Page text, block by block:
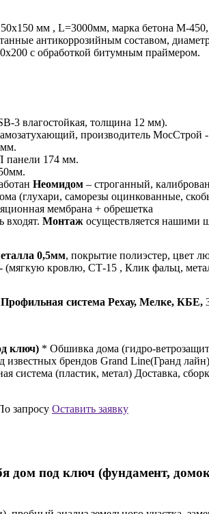
мм , L=3000мм, марка бетона М-
антикоррозийным составом,
с обработкой битумным праймером.
3 влагостойкая, толщина 12 мм).
производитель МосСтрой
панели 174 мм.
Неомидом – строганный,
(глухари, саморезы оцинкованные,
мембрана + обрешетка
входят. Монтаж осуществляется нашими
0,5мм, покрытие полиэстер, цвет
(мягкую кровлю, СТ-15 , Клик фальц,
система Рехау, Мелке, КБЕ,
ключ) * Обшивка дома (гидро-
брендов Grand Line(Гранд
система (пластик, метал) Доставка,
запросу Оставить заявку
дом под ключ (фундамент,